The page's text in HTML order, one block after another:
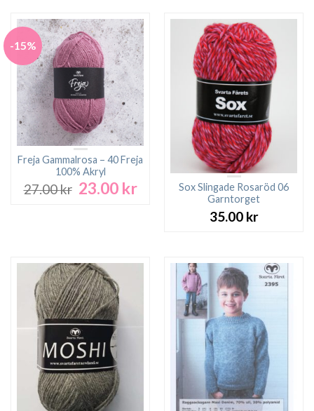
-15%
Freja Gammalrosa – 40 Freja
100% Akryl
27.00kr Det
23.00 krDet
Sox Slingade Rosaröd 06
Garntorget
35.00 kr